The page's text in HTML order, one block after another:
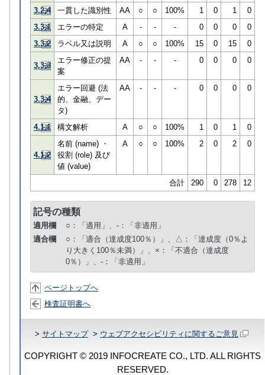
3.2.4 一貫した識別性 AA ○ ○ 100% 1 0 1
0
3.3.1
エラーの特定 A - - - 0 0 0
0
3.3.2
ラベル又は説明 A ○ ○ 100% 15 0 15 0
3.3.3
エラー修正の提
案
AA - - - 0 0 0 0
3.3.4
エラー回避 (法
的、金融、デー
タ)
AA - - - 0 0 0 0
4.1.1 構文解析 A ○ ○ 100% 1 0 1 0
4.1.2
名前 (name) ・
役割 (role) 及び
値 (value)
A ○ ○ 100% 2 0 2 0
合計 290 0 278 12
記号の種類
適用欄
○：「適用」、-：「非適用」
適合欄
○：「適合（達成度100％）」、△：「達成度（0％よ
り大きく100％未満）」、×：「不適合（達成度
0％）」、-：「非適用」
ページトップへ
検査証明書へ
> サイトマップ> ウェブアクセシビリティに関するご意見
COPYRIGHT © 2019 INFOCREATE CO., LTD. ALL RIGHTS
RESERVED.